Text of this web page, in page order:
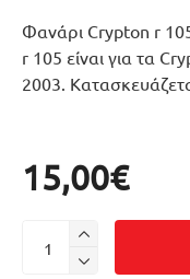
Φανάρι Crypton r
r 105 είναι για τα
2003.
15,00€